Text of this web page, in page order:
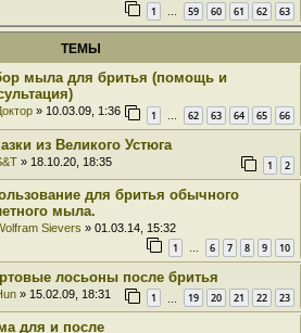
1 … 59 60 61 62 63
ТЕМЫ
мыла для бритья (помощь и
» 10.03.09, 1:36 1 … 62 63 64 65 66
из Великого Устюга
» 18.10.20, 18:35 1 2
для бритья обычного
мыла.
Sievers » 01.03.14, 15:32
1 … 6 7 8 9 10
лосьоны после бритья
» 15.02.09, 18:31 1 19 20 21 22 23
для и после